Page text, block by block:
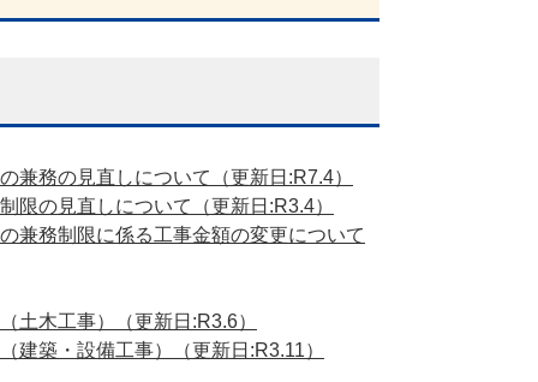
兼務の見直しについて（更新日:R7.4）
限の見直しについて（更新日:R3.4）
兼務制限に係る工事金額の変更について
土木工事）（更新日:R3.6）
建築・設備工事）（更新日:R3.11）